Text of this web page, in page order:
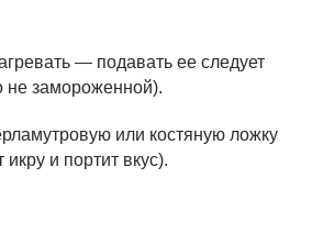
— подавать ее следует
не замороженной).
или костяную ложку
икру и портит вкус).